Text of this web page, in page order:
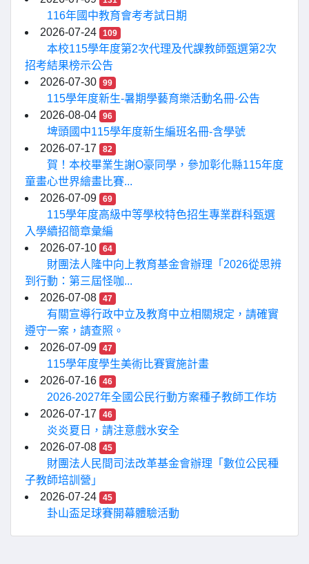
116年國中教育會考考試日期
2026-07-24
109
本校115學年度第2次代理及代課教師甄選第2次
招考結果榜示公告
2026-07-30
99
115學年度新生-暑期學藝育樂活動名冊-公告
2026-08-04
96
埤頭國中115學年度新生編班名冊-含學號
2026-07-17
82
賀！本校畢業生謝O豪同學，參加彰化縣115年度
童畫心世界繪畫比賽...
2026-07-09
69
115學年度高級中等學校特色招生專業群科甄選
入學續招簡章彙編
2026-07-10
64
財團法人隆中向上教育基金會辦理「2026從思辨
到行動：第三屆怪咖...
2026-07-08
47
有關宣導行政中立及教育中立相關規定，請確實
遵守一案，請查照。
2026-07-09
47
115學年度學生美術比賽實施計畫
2026-07-16
46
2026-2027年全國公民行動方案種子教師工作坊
2026-07-17
46
炎炎夏日，請注意戲水安全
2026-07-08
45
財團法人民間司法改革基金會辦理「數位公民種
子教師培訓營」
2026-07-24
45
卦山盃足球賽開幕體驗活動